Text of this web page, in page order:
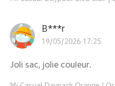
B***r
19/05/2026 17:25
Joli sac, jolie couleur.